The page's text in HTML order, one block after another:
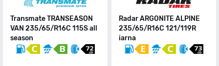
Transmate TRANSEASON
VAN 235/65/R16C 115S all
season
Radar ARGONITE ALPINE
235/65/R16C 121/119R
iarna